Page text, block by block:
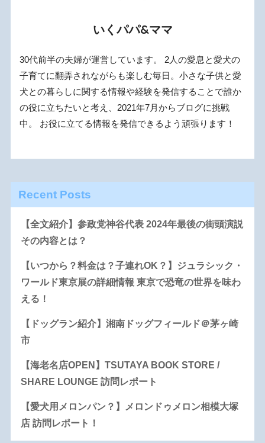
いくパパ&ママ
30代前半の夫婦が運営しています。 2人の愛息と愛犬の
子育てに翻弄されながらも楽しむ毎日。小さな子供と愛
犬との暮らしに関する情報や経験を発信することで誰か
の役に立ちたいと考え、2021年7月からブログに挑戦
中。 お役に立てる情報を発信できるよう頑張ります！
Recent Posts
【全文紹介】参政党神谷代表 2024年最後の街頭演説
その内容とは？
【いつから？料金は？子連れOK？】ジュラシック・
ワールド東京展の詳細情報 東京で恐竜の世界を味わ
える！
【ドッグラン紹介】湘南ドッグフィールド＠茅ヶ崎
市
【海老名店OPEN】TSUTAYA BOOK STORE /
SHARE LOUNGE 訪問レポート
【愛犬用メロンパン？】メロンドゥメロン相模大塚
店 訪問レポート！